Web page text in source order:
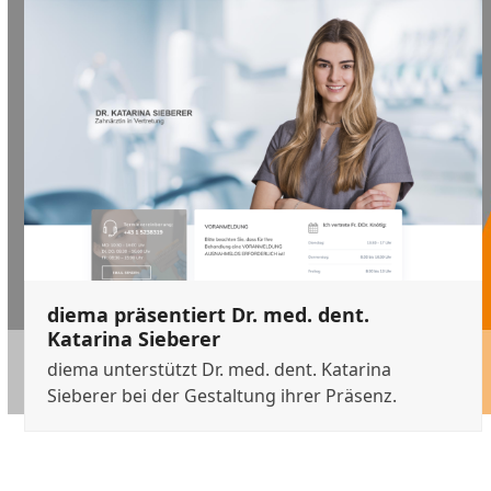
access
the
carousel
navigation
buttons
diema präsentiert Dr. med. dent.
Katarina Sieberer
diema unterstützt Dr. med. dent. Katarina
Sieberer bei der Gestaltung ihrer Präsenz.